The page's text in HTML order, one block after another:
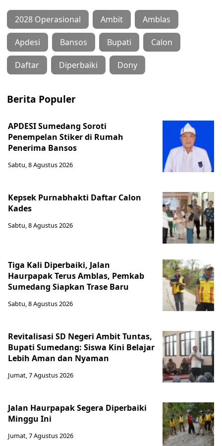
2028 Operasional Ambit Amblas
Apdesi Bansos Bupati Calon
Daftar Diperbaiki Dony
Berita Populer
APDESI Sumedang Soroti
Penempelan Stiker di Rumah
Penerima Bansos
Sabtu, 8 Agustus 2026
Kepsek Purnabhakti Daftar Calon
Kades
Sabtu, 8 Agustus 2026
Tiga Kali Diperbaiki, Jalan
Haurpapak Terus Amblas, Pemkab
Sumedang Siapkan Trase Baru
Sabtu, 8 Agustus 2026
Revitalisasi SD Negeri Ambit Tuntas,
Bupati Sumedang: Siswa Kini Belajar
Lebih Aman dan Nyaman
Jumat, 7 Agustus 2026
Jalan Haurpapak Segera Diperbaiki
Minggu Ini
Jumat, 7 Agustus 2026